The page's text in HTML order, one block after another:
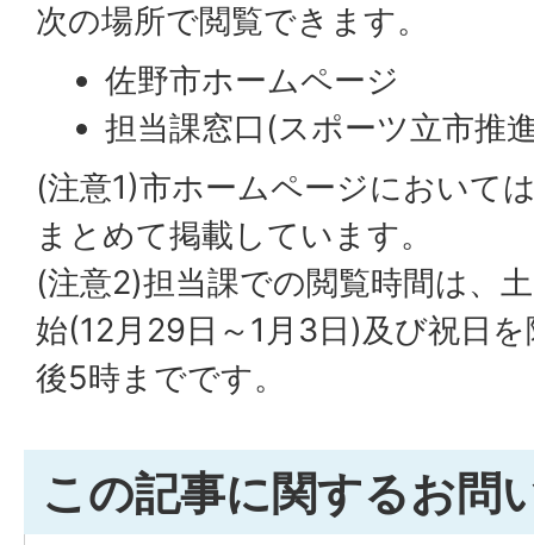
次の場所で閲覧できます。
佐野市ホームページ
担当課窓口(スポーツ立市推
(注意1)市ホームページにおいて
まとめて掲載しています。
(注意2)担当課での閲覧時間は、
始(12月29日～1月3日)及び祝日
後5時までです。
この記事に関するお問